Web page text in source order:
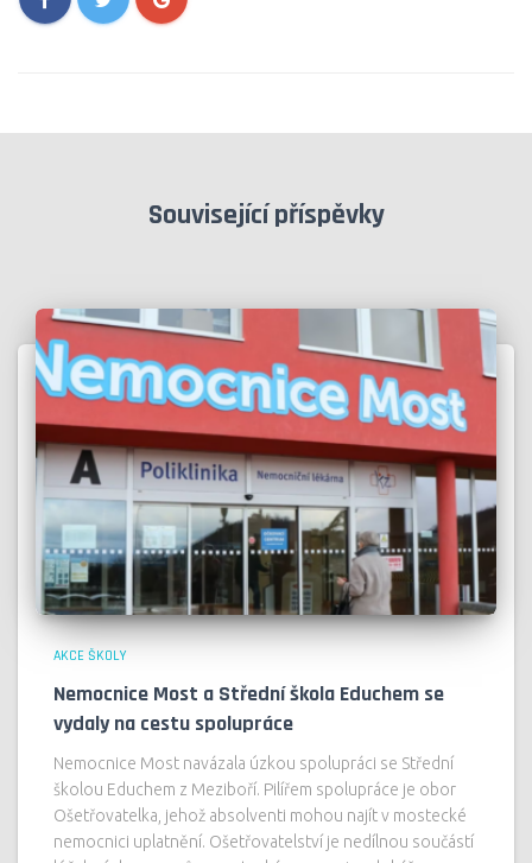
Související příspěvky
AKCE ŠKOLY
Nemocnice Most a Střední škola Educhem se
vydaly na cestu spolupráce
Nemocnice Most navázala úzkou spolupráci se Střední
školou Educhem z Meziboří. Pilířem spolupráce je obor
Ošetřovatelka, jehož absolventi mohou najít v mostecké
nemocnici uplatnění. Ošetřovatelství je nedílnou součástí